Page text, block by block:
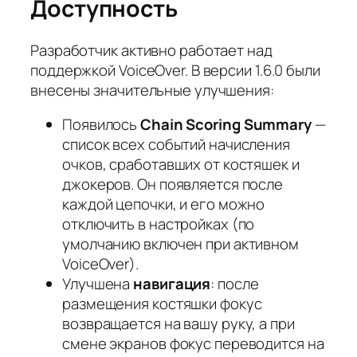
Доступность
Разработчик активно работает над
поддержкой VoiceOver. В версии 1.6.0 были
внесены значительные улучшения:
ПоявилосьChain Scoring Summary—
список всех событий начисления
очков, сработавших от костяшек и
джокеров. Он появляется после
каждой цепочки, и его можно
отключить в настройках (по
умолчанию включен при активном
VoiceOver).
Улучшена навигация: после
размещения костяшки фокус
возвращается на вашу руку, а при
смене экранов фокус переводится на